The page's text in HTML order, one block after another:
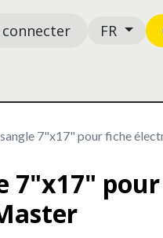
connecter FR
sangle 7"x17" pour fiche
7"x17"